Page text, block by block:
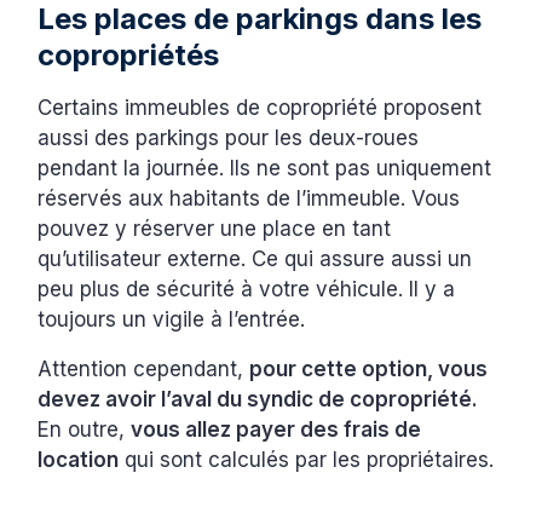
Les places de parkings dans les
copropriétés
Certains immeubles de copropriété proposent
aussi des parkings pour les deux-roues
pendant la journée. Ils ne sont pas uniquement
réservés aux habitants de l’immeuble. Vous
pouvez y réserver une place en tant
qu’utilisateur externe. Ce qui assure aussi un
peu plus de sécurité à votre véhicule. Il y a
toujours un vigile à l’entrée.
Attention cependant, pour cette option, vous
devez avoir l’aval du syndic de copropriété.
En outre,vous allez payer des frais de
location qui sont calculés par les propriétaires.